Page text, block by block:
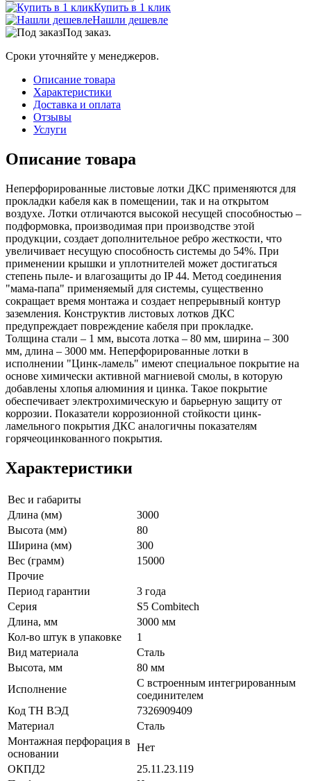
Купить в 1 клик
Нашли дешевле
Под заказ.
Сроки уточняйте у менеджеров.
Описание товара
Характеристики
Доставка и оплата
Отзывы
Услуги
Описание товара
Неперфорированные листовые лотки ДКС применяются для
прокладки кабеля как в помещении, так и на открытом
воздухе. Лотки отличаются высокой несущей способностью –
подформовка, производимая при производстве этой
продукции, создает дополнительное ребро жесткости, что
увеличивает несущую способность системы до 54%. При
применении крышки и уплотнителей может достигаться
степень пыле- и влагозащиты до IP 44. Метод соединения
"мама-папа" применяемый для системы, существенно
сокращает время монтажа и создает непрерывный контур
заземления. Конструктив листовых лотков ДКС
предупреждает повреждение кабеля при прокладке.
Толщина стали – 1 мм, высота лотка – 80 мм, ширина – 300
мм, длина – 3000 мм. Неперфорированные лотки в
исполнении "Цинк-ламель" имеют специальное покрытие на
основе химически активной магниевой смолы, в которую
добавлены хлопья алюминия и цинка. Такое покрытие
обеспечивает электрохимическую и барьерную защиту от
коррозии. Показатели коррозионной стойкости цинк-
ламельного покрытия ДКС аналогичны показателям
горячеоцинкованного покрытия.
Характеристики
Вес и габариты
Длина (мм)
3000
Высота (мм)
80
Ширина (мм)
300
Вес (грамм)
15000
Прочие
Период гарантии
3 года
Серия
S5 Combitech
Длина, мм
3000 мм
Кол-во штук в упаковке
1
Вид материала
Сталь
Высота, мм
80 мм
Исполнение
С встроенным интегрированным
соединителем
Код ТН ВЭД
7326909409
Материал
Сталь
Монтажная перфорация в
основании
Нет
ОКПД2
25.11.23.119